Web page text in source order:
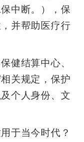
中断。），保
并帮助医疗行
健结算中心、
关规定，保护
个人身份、文
于当今时代？